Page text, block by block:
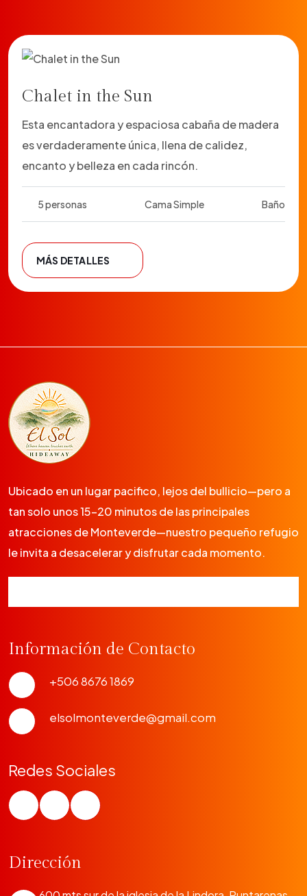
Chalet in the Sun
Esta encantadora y espaciosa cabaña de madera
es verdaderamente única, llena de calidez,
encanto y belleza en cada rincón.
5 personas Cama Simple Baño
MÁS DETALLES
Ubicado en un lugar pacifico, lejos del bullicio—pero a
tan solo unos 15-20 minutos de las principales
atracciones de Monteverde—nuestro pequeño refugio
le invita a desacelerar y disfrutar cada momento.
Información de Contacto
+506 8676 1869
elsolmonteverde@gmail.com
Redes Sociales
Dirección